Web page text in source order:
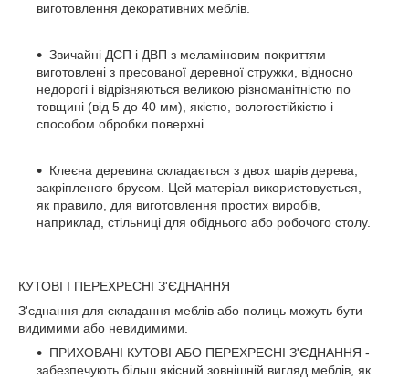
виготовлення декоративних меблів.
Звичайні ДСП і ДВП з меламіновим покриттям
виготовлені з пресованої деревної стружки, відносно
недорогі і відрізняються великою різноманітністю по
товщині (від 5 до 40 мм), якістю, вологостійкістю і
способом обробки поверхні.
Клеєна деревина складається з двох шарів дерева,
закріпленого брусом. Цей матеріал використовується,
як правило, для виготовлення простих виробів,
наприклад, стільниці для обіднього або робочого столу.
КУТОВІ І ПЕРЕХРЕСНІ З'ЄДНАННЯ
З'єднання для складання меблів або полиць можуть бути
видимими або невидимими.
ПРИХОВАНІ КУТОВІ АБО ПЕРЕХРЕСНІ З'ЄДНАННЯ -
забезпечують більш якісний зовнішній вигляд меблів, як